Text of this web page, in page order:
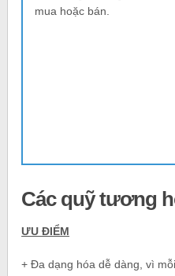
mua hoặc bán.
Các quỹ tương
ƯU ĐIỂM
+ Đa dạng hóa dễ dàng, vì